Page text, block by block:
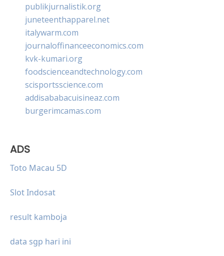
publikjurnalistik.org
juneteenthapparel.net
italywarm.com
journaloffinanceeconomics.com
kvk-kumari.org
foodscienceandtechnology.com
scisportsscience.com
addisababacuisineaz.com
burgerimcamas.com
ADS
Toto Macau 5D
Slot Indosat
result kamboja
data sgp hari ini